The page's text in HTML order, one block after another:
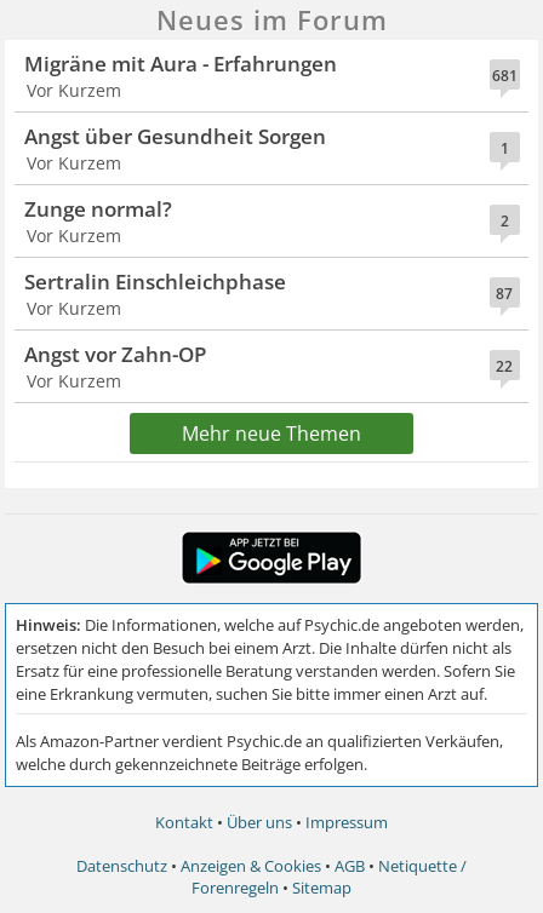
Neues im Forum
681
Migräne mit Aura - Erfahrungen
Vor Kurzem
1
Angst über Gesundheit Sorgen
Vor Kurzem
2
Zunge normal?
Vor Kurzem
87
Sertralin Einschleichphase
Vor Kurzem
22
Angst vor Zahn-OP
Vor Kurzem
Mehr neue Themen
Kontakt • Über uns • Impressum
Datenschutz • Anzeigen & Cookies • AGB • Netiquette /
Forenregeln • Sitemap